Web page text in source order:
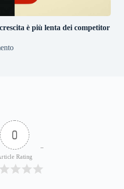
è più lenta dei competitor
0
Rating